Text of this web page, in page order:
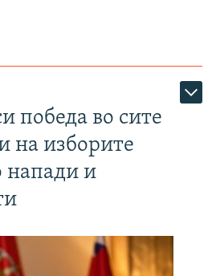
победа во сите
на изборите
напади и